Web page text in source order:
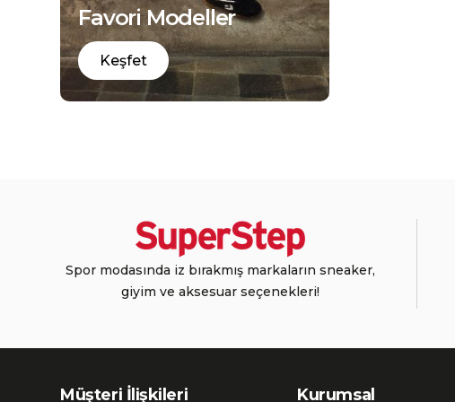
Favori Modeller
Keşfet
Spor modasında iz bırakmış markaların sneaker,
giyim ve aksesuar seçenekleri!
Müşteri İlişkileri Kurumsal